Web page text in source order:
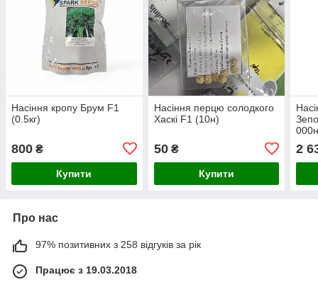
Насіння кропу Брум F1
(0.5кг)
800 ₴
Купити
Насіння перцю солодкого
Хаскі F1 (10н)
50₴
Купити
2
Про нас
97% позитивних з 258 відгуків за рік
Працює з 19.03.2018